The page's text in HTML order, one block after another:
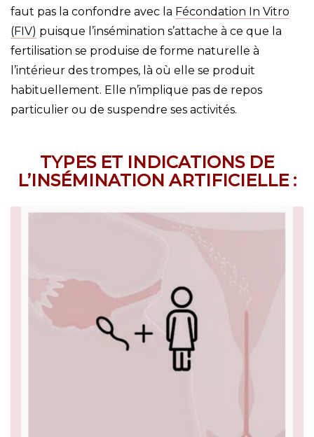
faut pas la confondre avec la Fécondation In Vitro
(FIV) puisque l’insémination s’attache à ce que la
fertilisation se produise de forme naturelle à
l’intérieur des trompes, là où elle se produit
habituellement. Elle n’implique pas de repos
particulier ou de suspendre ses activités.
TYPES ET INDICATIONS DE
L’INSÉMINATION ARTIFICIELLE :